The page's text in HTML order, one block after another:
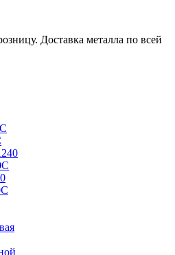
Доставка металла по всей